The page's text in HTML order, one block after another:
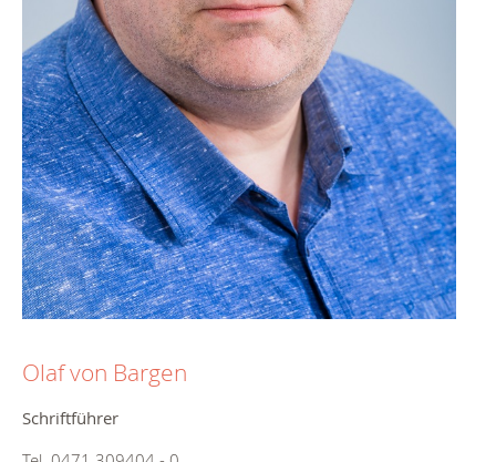
Olaf von Bargen
Schriftführer